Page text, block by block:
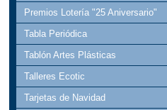
Premios Lotería "25 Aniversario"
Tabla Periódica
Tablón Artes Plásticas
Talleres Ecotic
Tarjetas de Navidad